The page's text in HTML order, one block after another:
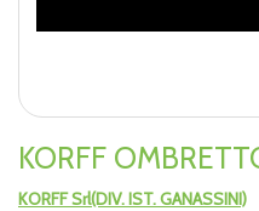
KORFF
KORFF Srl(DIV. IST. GANASSINI)